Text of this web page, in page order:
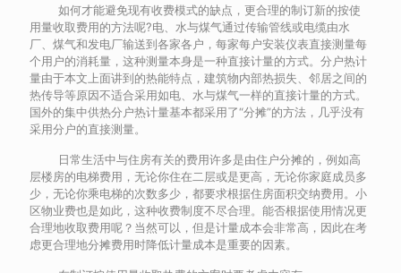
如何才能避免现有收费模式的缺点，更合理的制订新的按使
用量收取费用的方法呢?电、水与煤气通过传输管线或电缆由水
厂、煤气和发电厂输送到各家各户，每家每户安装仪表直接测量每
个用户的消耗量，这种测量本身是一种直接计量的方式。分户热计
量由于本文上面讲到的热能特点，建筑物内部热损失、邻居之间的
热传导等原因不适合采用如电、水与煤气一样的直接计量的方式。
国外的集中供热分户热计量基本都采用了“分摊”的方法，几乎没有
采用分户的直接测量。
日常生活中与住房有关的费用许多是由住户分摊的，例如高
层楼房的电梯费用，无论你住在二层或是更高，无论你家庭成员多
少，无论你乘电梯的次数多少，都要求根据住房面积交纳费用。小
区物业费也是如此，这种收费制度不尽合理。能否根据使用情况更
合理地收取费用呢？当然可以，但是计量成本会非常高，因此在考
虑更合理地分摊费用时降低计量成本是重要的因素。